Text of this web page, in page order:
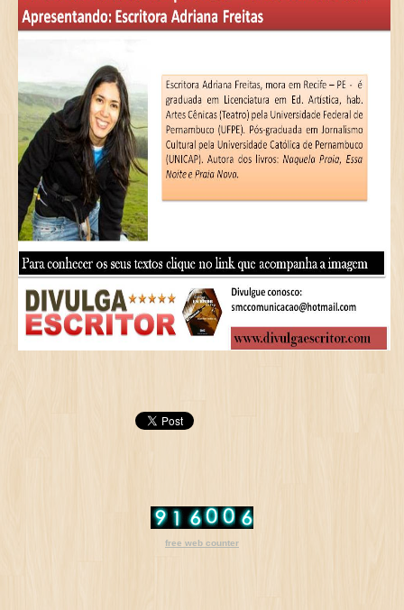
free web counter